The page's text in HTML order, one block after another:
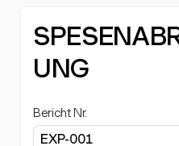
UNG
Bericht Nr.